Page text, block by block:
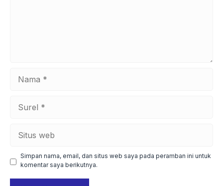
web
Simpan nama, email, dan situs web saya pada peramban ini untuk
komentar saya berikutnya.